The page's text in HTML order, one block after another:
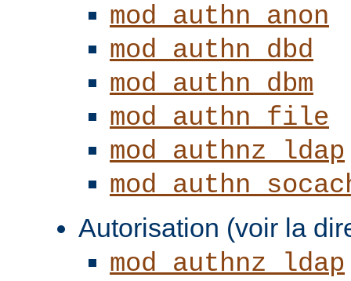
mod_authn_anon
mod_authn_dbd
mod_authn_dbm
mod_authn_file
mod_authnz_ldap
Autorisation (voir la
mod_authnz_ldap